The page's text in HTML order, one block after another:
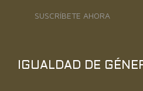
SUSCRÍBETE AHORA
IGUALDAD DE